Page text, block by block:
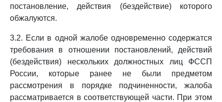
постановление, действия (бездействие) которого
обжалуются.
3.2. Если в одной жалобе одновременно содержатся
требования в отношении постановлений, действий
(бездействия) нескольких должностных лиц ФССП
России, которые ранее не были предметом
рассмотрения в порядке подчиненности, жалоба
рассматривается в соответствующей части. При этом